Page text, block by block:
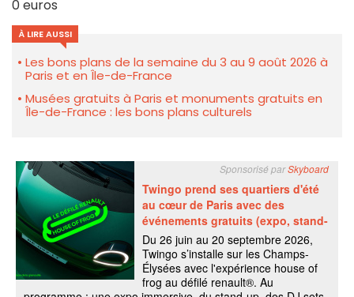
0 euros
À LIRE AUSSI
Les bons plans de la semaine du 3 au 9 août 2026 à
Paris et en Île-de-France
Musées gratuits à Paris et monuments gratuits en
Île-de-France : les bons plans culturels